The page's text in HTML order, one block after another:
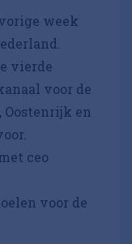
week
vierde
voor de
en
ceo
voor de